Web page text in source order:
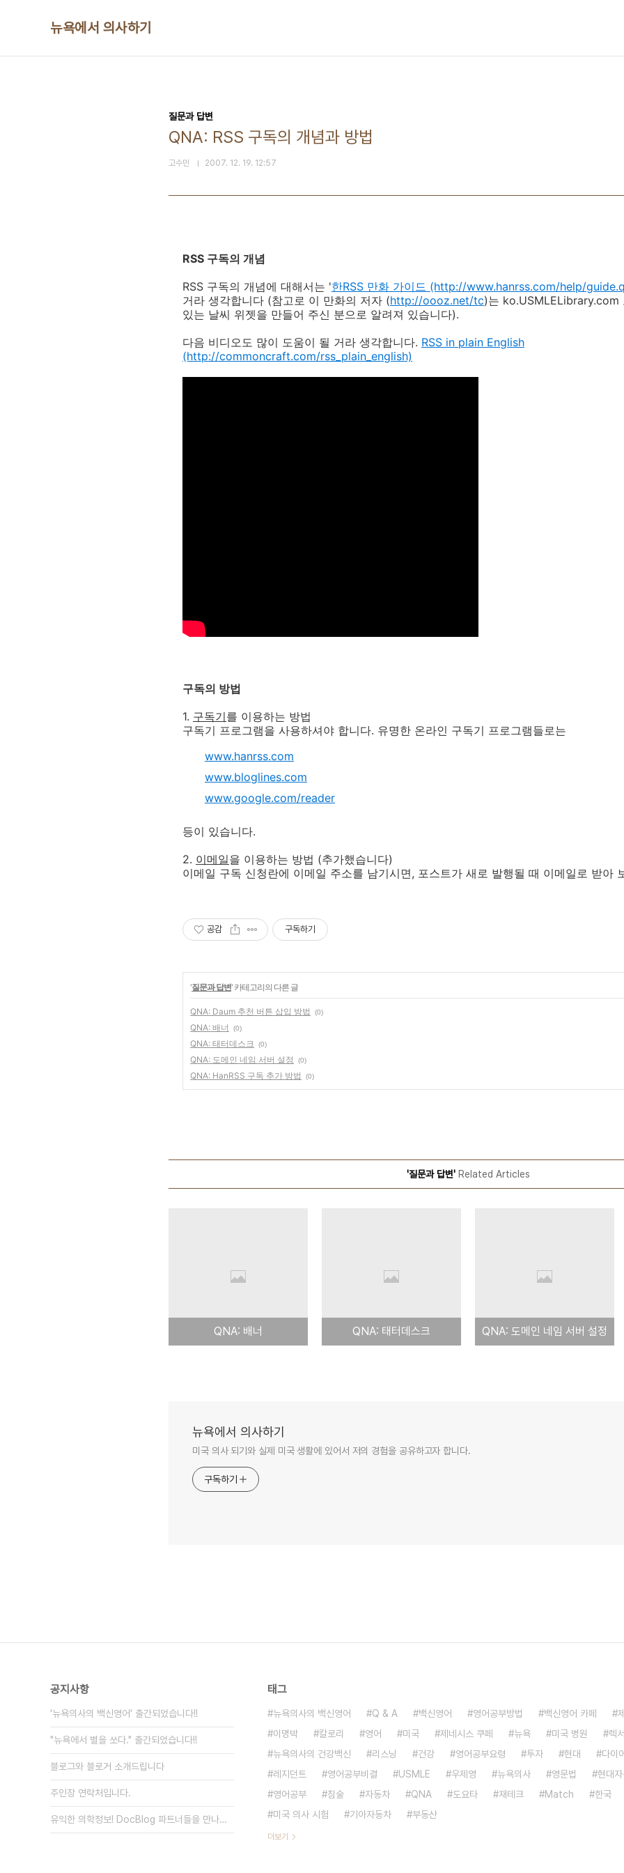
뉴욕에서 의사하기
질문과 답변
QNA: RSS 구독의 개념과 방법
고수민 2007. 12. 19. 12:57
RSS 구독의 개념
RSS 구독의 개념에 대해서는 '한RSS 만화 가이드 (http://www.hanrss.com/help/
거라 생각합니다 (참고로 이 만화의 저자 (http://oooz.net/tc)는 ko.USMLELibrary.com
있는 날씨 위젯을 만들어 주신 분으로 알려져 있습니다).
다음 비디오도 많이 도움이 될 거라 생각합니다. RSS in plain English
(http://commoncraft.com/rss_plain_english)
구독의 방법
1. 구독기를 이용하는 방법
구독기 프로그램을 사용하셔야 합니다. 유명한 온라인 구독기 프로그램들로는
www.hanrss.com
www.bloglines.com
www.google.com/reader
등이 있습니다.
2. 이메일을 이용하는 방법 (추가했습니다)
이메일 구독 신청란에 이메일 주소를 남기시면, 포스트가 새로 발행될 때 이메일로 받아
공감 구독하기
'질문과 답변' 카테고리의 다른 글
QNA: Daum 추천 버튼 삽입 방법 (0)
QNA: 배너 (0)
QNA: 태터데스크 (0)
QNA: 도메인 네임 서버 설정 (0)
QNA: HanRSS 구독 추가 방법 (0)
'질문과 답변'Related Articles
QNA: 배너 QNA: 태터데스크 QNA: 도메인 네임 서버 설정
뉴욕에서 의사하기
미국 의사 되기와 실제 미국 생활에 있어서 저의 경험을 공유하고자 합니다.
구독하기
공지사항
'뉴욕의사의 백신영어' 출간되었습니다!!
"뉴욕에서 별을 쏘다." 출간되었습니다!!
블로그와 블로거 소개드립니다
주인장 연락처입니다.
유익한 의학정보! DocBlog 파트너들을 만나보세요.
태그
뉴욕의사의 백신영어 Q & A 백신영어 영어공부방법 백신영어 카페
이명박
칼로리 영어 미국 제네시스 쿠페 뉴욕 미국 병원
렉
뉴욕의사의 건강백신
리스닝 건강 영어공부요령 투자 현대
다이
레지던트
영어공부비결 USMLE 우제영 뉴욕의사 영문법
현대
영어공부
침술 자동차 QNA 도요타 재테크 Match 한국
미국 의사 시험
기아자동차 부동산
더보기